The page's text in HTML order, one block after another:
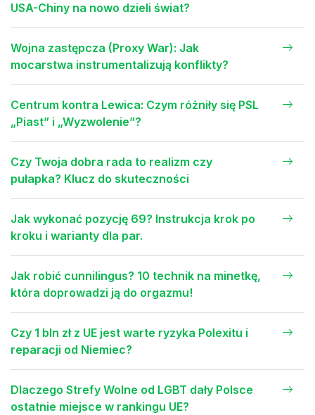
USA-Chiny na nowo dzieli świat?
Wojna zastępcza (Proxy War): Jak
mocarstwa instrumentalizują konflikty?
Centrum kontra Lewica: Czym różniły się PSL
„Piast” i „Wyzwolenie”?
Czy Twoja dobra rada to realizm czy
pułapka? Klucz do skuteczności
Jak wykonać pozycję 69? Instrukcja krok po
kroku i warianty dla par.
Jak robić cunnilingus? 10 technik na minetkę,
która doprowadzi ją do orgazmu!
Czy 1 bln zł z UE jest warte ryzyka Polexitu i
reparacji od Niemiec?
Dlaczego Strefy Wolne od LGBT dały Polsce
ostatnie miejsce w rankingu UE?